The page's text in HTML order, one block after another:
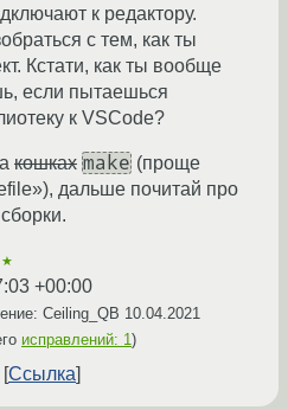
к редактору.
с тем, как ты
Кстати, как ты вообще
если пытаешься
к VSCode?
кошках make (проще
дальше почитай про
+00:00
Ceiling_QB 10.04.2021
исправлений: 1)
Ссылка